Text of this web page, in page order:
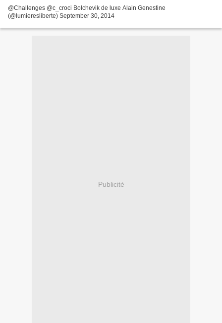
@Challenges @c_croci Bolchevik de luxe Alain Genestine
(@lumieresliberte) September 30, 2014
Publicité